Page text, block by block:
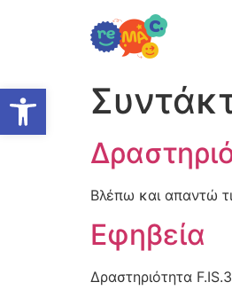
Ανοίξτε τη
Βλέπω και απαντώ
Εφηβεία
Δραστηριότητα